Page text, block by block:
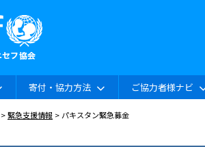
寄付・協力方法 ご協力者様ナビ
>緊急支援情報 > パキスタン緊急募金